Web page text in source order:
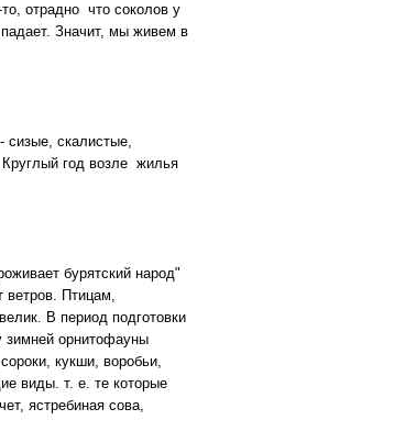
отрадно что соколов у
Значит, мы живем в
сизые, скалистые,
год возле жилья
бурятский народ"
ветров. Птицам,
В период подготовки
зимней орнитофауны
кукши, воробьи,
виды. т. е. те которые
ястребиная сова,